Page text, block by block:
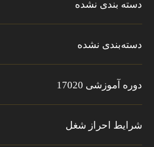
دسته بندی نشده
دسته‌بندی نشده
دوره آموزشی 17020
شرایط احراز شغل